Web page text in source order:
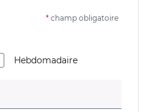
* champ obligatoire
Hebdomadaire
obligatoire)